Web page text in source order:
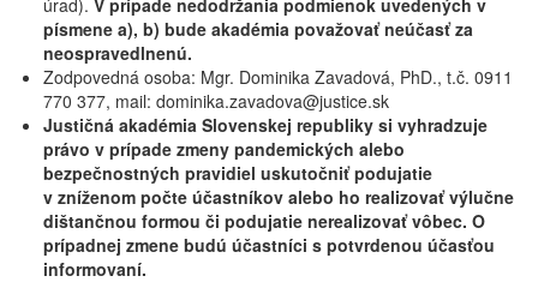
úrad). V prípade nedodržania podmienok uvedených v
písmene a), b) bude akadémia považovať neúčasť za
neospravedlnenú.
Zodpovedná osoba: Mgr. Dominika Zavadová, PhD., t.č. 0911
770 377, mail: dominika.zavadova@justice.sk
Justičná akadémia Slovenskej republiky si vyhradzuje
právo v prípade zmeny pandemických alebo
bezpečnostných pravidiel uskutočniť podujatie
v zníženom počte účastníkov alebo ho realizovať výlučne
dištančnou formou či podujatie nerealizovať vôbec. O
prípadnej zmene budú účastníci s potvrdenou účasťou
informovaní.